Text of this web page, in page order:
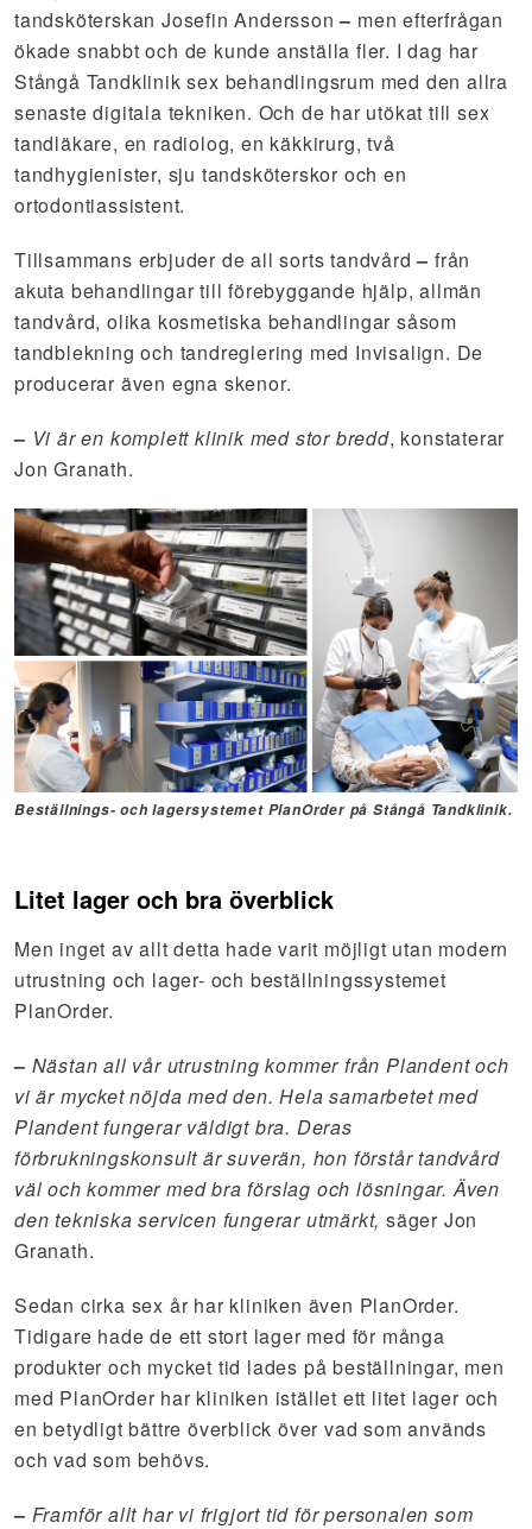
tandsköterskan Josefin Andersson– men efterfrågan
ökade snabbt och de kunde anställa fler. I dag har
Stångå Tandklinik sex behandlingsrum med den allra
senaste digitala tekniken. Och de har utökat till sex
tandläkare, en radiolog, en käkkirurg, två
tandhygienister, sju tandsköterskor och en
ortodontiassistent.
Tillsammans erbjuder de all sorts tandvård– från
akuta behandlingar till förebyggande hjälp, allmän
tandvård, olika kosmetiska behandlingar såsom
tandblekning och tandreglering med Invisalign. De
producerar även egna skenor.
– Vi är en komplett klinik med stor bredd, konstaterar
Jon Granath.
Beställnings- och lagersystemet PlanOrder på Stångå Tandklinik.
Litet lager och bra överblick
Men inget av allt detta hade varit möjligt utan modern
utrustning och lager- och beställningssystemet
PlanOrder.
– Nästan all vår utrustning kommer från Plandent och
vi är mycket nöjda med den. Hela samarbetet med
Plandent fungerar väldigt bra. Deras
förbrukningskonsult är suverän, hon förstår tandvård
väl och kommer med bra förslag och lösningar. Även
den tekniska servicen fungerar utmärkt, säger Jon
Granath.
Sedan cirka sex år har kliniken även PlanOrder.
Tidigare hade de ett stort lager med för många
produkter och mycket tid lades på beställningar, men
med PlanOrder har kliniken istället ett litet lager och
en betydligt bättre överblick över vad som används
och vad som behövs.
– Framför allt har vi frigjort tid för personalen som